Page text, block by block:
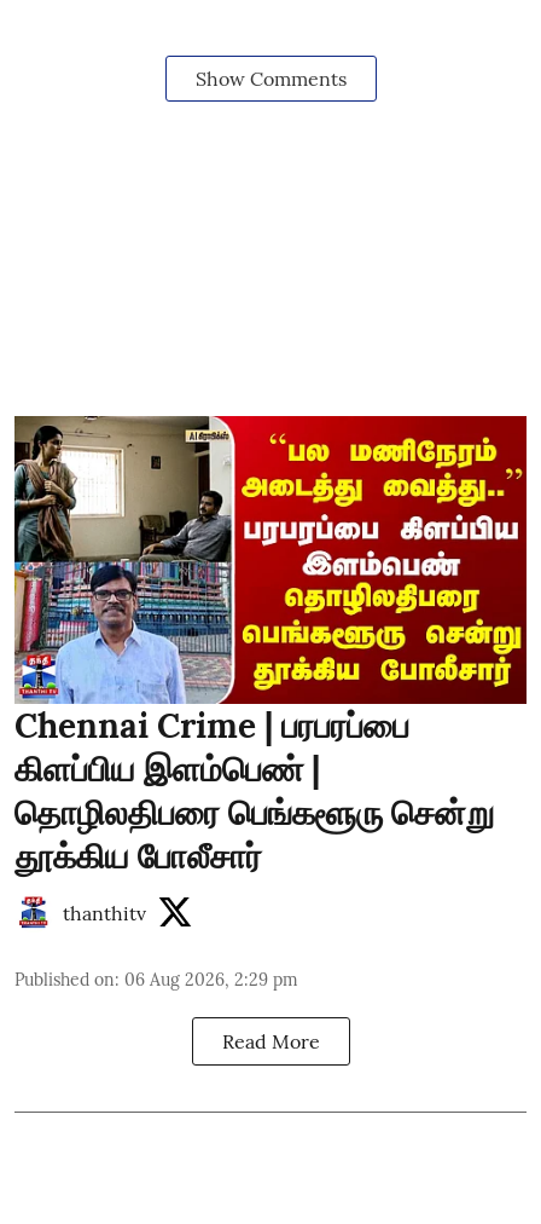
Show Comments
Chennai Crime | பரபரப்பை
கிளப்பிய இளம்பெண் |
தொழிலதிபரை பெங்களூரு சென்று
தூக்கிய போலீசார்
thanthitv
Published on: 06 Aug 2026, 2:29 pm
Read More